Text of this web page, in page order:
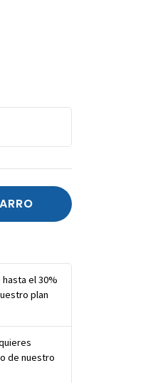
el 30%
plan
de nuestro